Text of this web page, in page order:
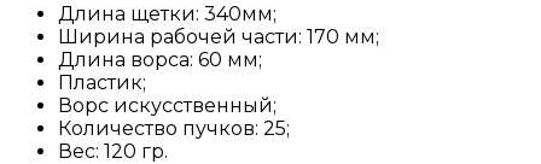
Длина щетки: 340мм;
Ширина рабочей части: 170 мм;
Длина ворса: 60 мм;
Пластик;
Ворс искусственный;
Количество пучков: 25;
Вес: 120 гр.